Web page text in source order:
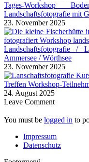
Tages-Workshop
Landschaftsfotografie mit
23. November 2025
Landschaftsfotografie /
Ammersee / Wörthsee
23. November 2025
Treffen Workshop-
24. August 2025
Leave Comment
You must be logged in to
Impressum
Datenschutz